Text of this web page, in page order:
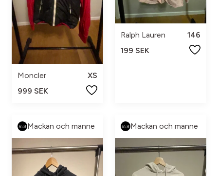
Moncler
XS
999 SEK
Ralph Lauren
146
199 SEK
Mackan och manne Mackan och manne